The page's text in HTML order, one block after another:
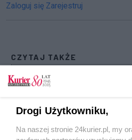
Zaloguj się Zarejestruj
CZYTAJ TAKŻE
Lekarz z załogą z nieba.
Pogotowia Ratunkowego w akcji
Siedemnaście wypadków i jedna
śmiertelna w długi weekend w
Mniej wypadków i ofiar na
Drogi Użytkowniku,
Na naszej stronie 24kurier.pl, my